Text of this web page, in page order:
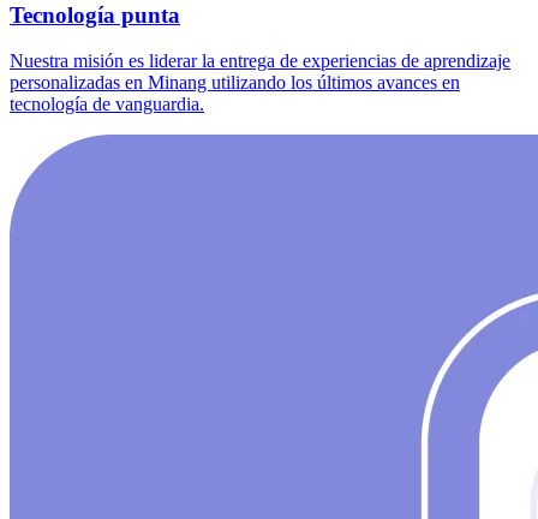
Tecnología punta
Nuestra misión es liderar la entrega de experiencias de aprendizaje
personalizadas en Minang utilizando los últimos avances en
tecnología de vanguardia.